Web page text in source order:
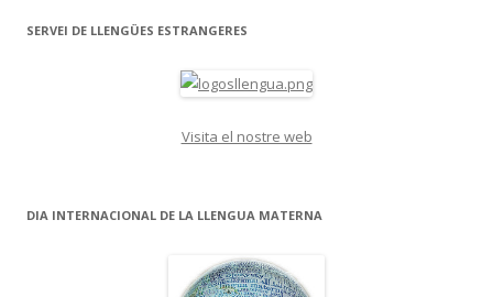
SERVEI DE LLENGÜES ESTRANGERES
Visita el nostre web
DIA INTERNACIONAL DE LA LLENGUA MATERNA